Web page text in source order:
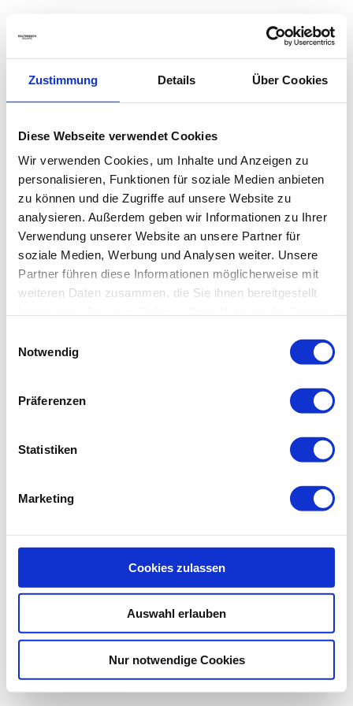
Zustimmung Details Über Cookies
Diese Webseite verwendet Cookies
Wir verwenden Cookies, um Inhalte und Anzeigen zu
personalisieren, Funktionen für soziale Medien anbieten
zu können und die Zugriffe auf unsere Website zu
analysieren. Außerdem geben wir Informationen zu Ihrer
Verwendung unserer Website an unsere Partner für
soziale Medien, Werbung und Analysen weiter. Unsere
Partner führen diese Informationen möglicherweise mit
weiteren Daten zusammen, die Sie ihnen bereitgestellt
Notwendig
Präferenzen
Statistiken
Marketing
Cookies zulassen
Auswahl erlauben
Nur notwendige Cookies